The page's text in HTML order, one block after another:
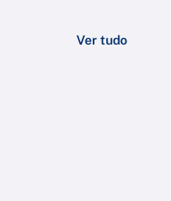
Ver tudo